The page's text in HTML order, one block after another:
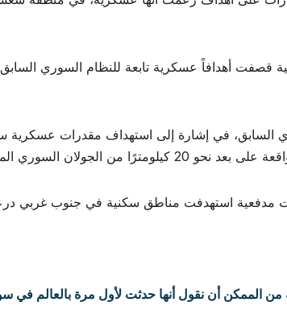
قصفت أهدافاً عسكرية تابعة للنظام السوري
السابق، في إشارة إلى استهداف مقدرات عسكرية
الجولان السوري المحتل.
استهدفت مناطق سكنية في جنوب غربي درعا،
الممكن أن نقول أنها حدثت لأول مرة بالعالم في